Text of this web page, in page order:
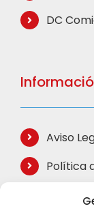
DC
Aviso
Política
Política